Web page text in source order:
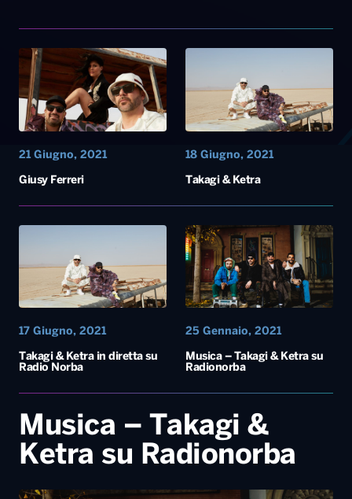
Giusy Ferreri
21 Giugno, 2021
Takagi & Ketra
18 Giugno, 2021
Takagi & Ketra in diretta su
Radio Norba
17 Giugno, 2021
Musica – Takagi & Ketra su
Radionorba
25 Gennaio, 2021
Musica – Takagi &
Ketra su Radionorba